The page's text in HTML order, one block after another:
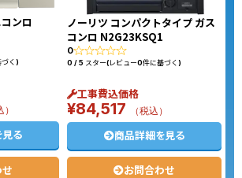
ンロ
く)
）
る
ノーリツ コンパクトタイプ ガス
コンロ N2G23KSQ1
0
0 / 5 スター(レビュー0件に基づく)
工事費込価格
¥84,517 （税込）
商品詳細を見る
お問合わせ